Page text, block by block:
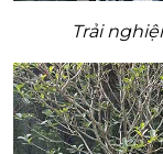
Trải